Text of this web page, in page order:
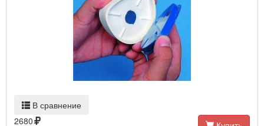
В сравнение
2680